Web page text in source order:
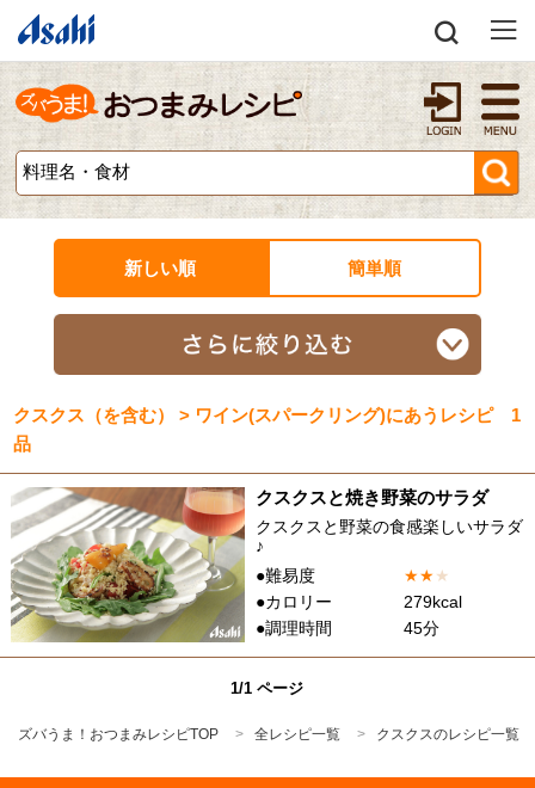
新しい順 簡単順
クスクス（を含む） > ワイン(スパークリング)にあうレシピ 1
品
クスクスと焼き野菜のサラダ
クスクスと野菜の食感楽しいサラダ
♪
●難易度
★★★
●カロリー
279kcal
●調理時間
45分
1/1 ページ
ズバうま！おつまみレシピTOP 全レシピ一覧 クスクスのレシピ一覧